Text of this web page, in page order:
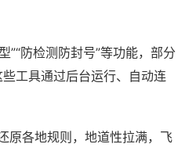
”“防检测防封号”等功能，部分
工具通过后台运行、自动连
原各地规则，地道性拉满，飞